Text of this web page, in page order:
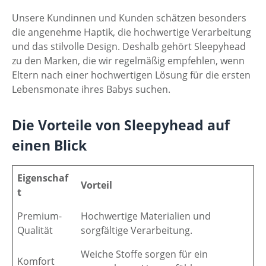
Unsere Kundinnen und Kunden schätzen besonders
die angenehme Haptik, die hochwertige Verarbeitung
und das stilvolle Design. Deshalb gehört Sleepyhead
zu den Marken, die wir regelmäßig empfehlen, wenn
Eltern nach einer hochwertigen Lösung für die ersten
Lebensmonate ihres Babys suchen.
Die Vorteile von Sleepyhead auf
einen Blick
Eigenschaf
t
Vorteil
Premium-
Qualität
Hochwertige Materialien und
sorgfältige Verarbeitung.
Komfort
Weiche Stoffe sorgen für ein